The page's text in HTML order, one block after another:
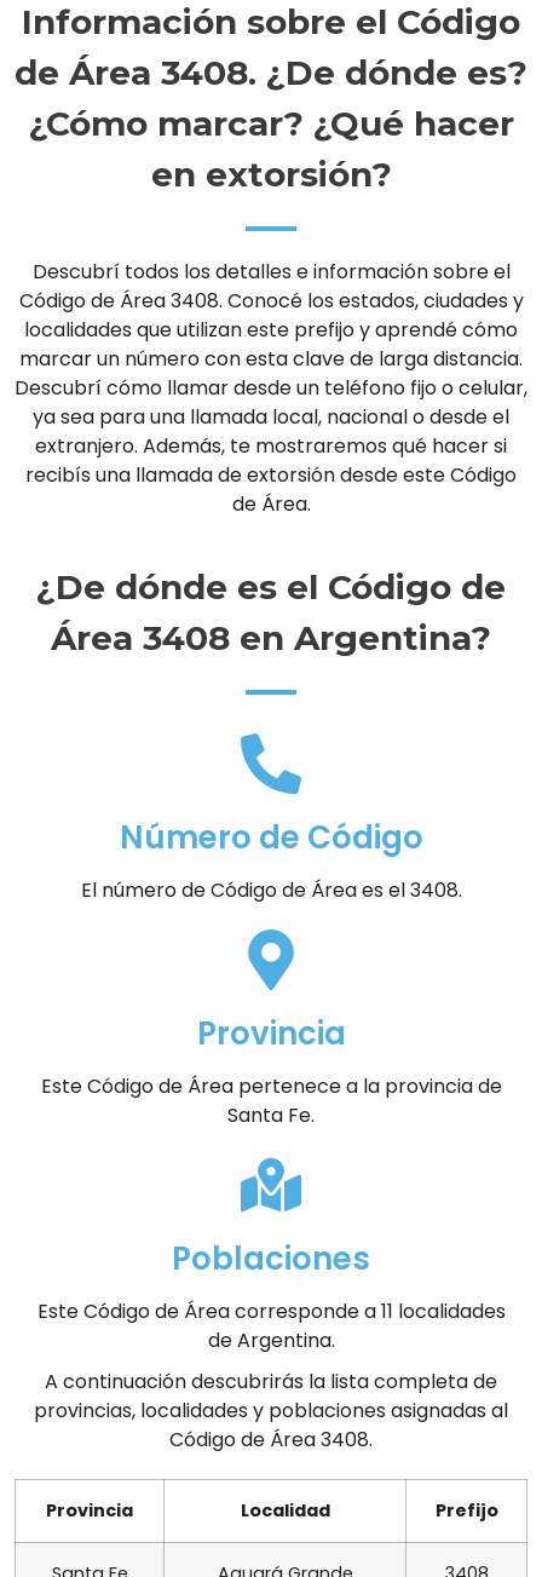
Información sobre el Código
de Área 3408. ¿De dónde es?
¿Cómo marcar? ¿Qué hacer
en extorsión?
Descubrí todos los detalles e información sobre el
Código de Área 3408. Conocé los estados, ciudades y
localidades que utilizan este prefijo y aprendé cómo
marcar un número con esta clave de larga distancia.
Descubrí cómo llamar desde un teléfono fijo o celular,
ya sea para una llamada local, nacional o desde el
extranjero. Además, te mostraremos qué hacer si
recibís una llamada de extorsión desde este Código
de Área.
¿De dónde es el Código de
Área 3408 en Argentina?
Número de Código
El número de Código de Área es el 3408.
Provincia
Este Código de Área pertenece a la provincia de
Santa Fe.
Poblaciones
Este Código de Área corresponde a 11 localidades
de Argentina.
A continuación descubrirás la lista completa de
provincias, localidades y poblaciones asignadas al
Código de Área 3408.
Provincia Localidad Prefijo